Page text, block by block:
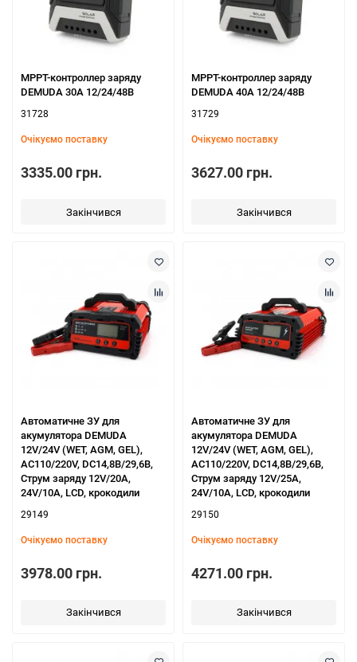
МРРТ-контроллер заряду
DEMUDA 30А 12/24/48В
31728
Очікуємо поставку
3335.00 грн.
Закінчився
МРРТ-контроллер заряду
DEMUDA 40А 12/24/48В
31729
Очікуємо поставку
3627.00 грн.
Закінчився
Автоматичне ЗУ для
акумулятора DEMUDA
12V/24V (WET, AGM, GEL),
AC110/220V, DC14,8В/29,6В,
Струм заряду 12V/20A,
24V/10A, LCD, крокодили
29149
Очікуємо поставку
3978.00 грн.
Закінчився
Автоматичне ЗУ для
акумулятора DEMUDA
12V/24V (WET, AGM, GEL),
AC110/220V, DC14,8В/29,6В,
Струм заряду 12V/25A,
24V/10A, LCD, крокодили
29150
Очікуємо поставку
4271.00 грн.
Закінчився